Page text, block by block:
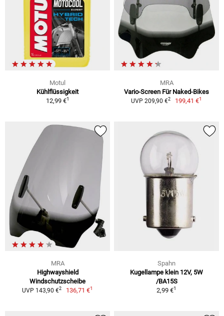
Motul
Kühlflüssigkeit
12,99 €1
MRA
Vario-Screen Für Naked-Bikes
UVP 209,90 €2 199,41 €1
MRA
Highwayshield
Windschutzscheibe
UVP 143,90 €2 136,71 €1
Spahn
Kugellampe klein 12V, 5W
/BA15S
2,99 €1